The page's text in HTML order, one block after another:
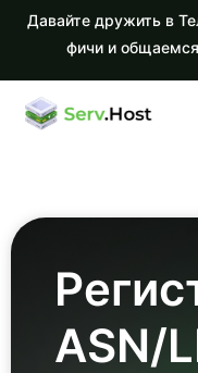
Давайте дружить в
фичи и
ASN/